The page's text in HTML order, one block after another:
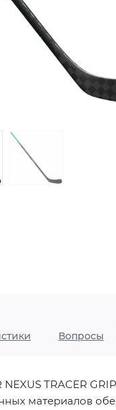
Вопросы
TRACER GRIP
материалов